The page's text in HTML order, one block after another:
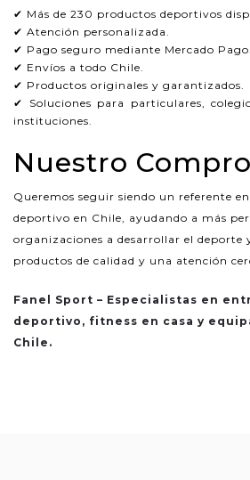
✔ Más de 230 productos deportivos
✔ Atención personalizada.
✔ Pago seguro mediante Mercado Pago.
✔ Envíos a todo Chile.
✔ Productos originales y garantizados.
✔ Soluciones para particulares,
instituciones.
Nuestro
Queremos seguir siendo un referente
deportivo en Chile, ayudando a más
organizaciones a desarrollar el deporte
productos de calidad y una atención
Fanel Sport – Especialistas en
deportivo, fitness en casa y
Chile.